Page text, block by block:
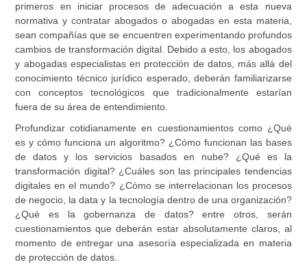
primeros en iniciar procesos de adecuación a esta nueva
normativa y contratar abogados o abogadas en esta materia,
sean compañías que se encuentren experimentando profundos
cambios de transformación digital. Debido a esto, los abogados
y abogadas especialistas en protección de datos, más allá del
conocimiento técnico jurídico esperado, deberán familiarizarse
con conceptos tecnológicos que tradicionalmente estarían
fuera de su área de entendimiento.
Profundizar cotidianamente en cuestionamientos como ¿Qué
es y cómo funciona un algoritmo? ¿Cómo funcionan las bases
de datos y los servicios basados en nube? ¿Qué es la
transformación digital? ¿Cuáles son las principales tendencias
digitales en el mundo? ¿Cómo se interrelacionan los procesos
de negocio, la data y la tecnología dentro de una organización?
¿Qué es la gobernanza de datos? entre otros, serán
cuestionamientos que deberán estar absolutamente claros, al
momento de entregar una asesoría especializada en materia
de protección de datos.